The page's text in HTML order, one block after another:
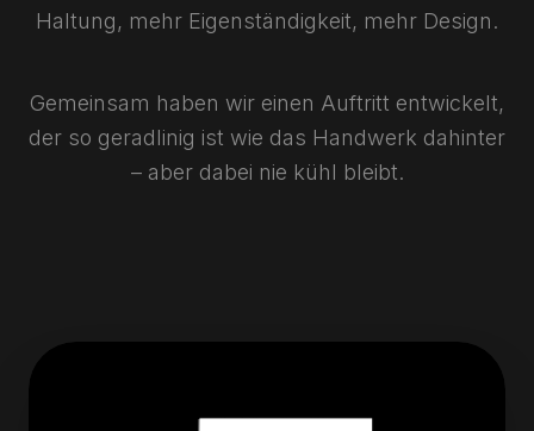
Haltung, mehr Eigenständigkeit, mehr Design.
Gemeinsam haben wir einen Auftritt entwickelt,
der so geradlinig ist wie das Handwerk dahinter
– aber dabei nie kühl bleibt.